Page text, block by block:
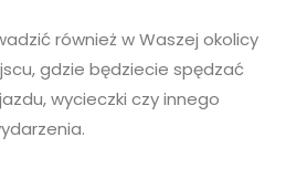
również w Waszej okolicy
gdzie będziecie spędzać
wycieczki czy innego